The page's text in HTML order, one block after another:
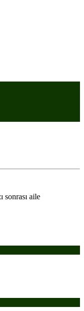
sonrası aile